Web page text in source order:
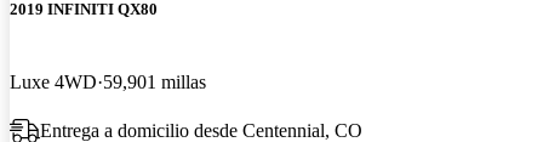
2019 INFINITI QX80
Luxe 4WD 59,901 millas
Entrega a domicilio desde Centennial, CO